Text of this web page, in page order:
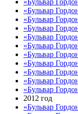
«Бульвар
«Бульвар
«Бульвар
«Бульвар
«Бульвар
«Бульвар
«Бульвар
«Бульвар
«Бульвар
«Бульвар
2012 год
«Бульвар